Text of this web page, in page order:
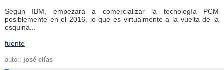
Según IBM, empezará a comercializar la tecnología PCM
posiblemente en el 2016, lo que es virtualmente a la vuelta de la
esquina...
fuente
autor: josé elías